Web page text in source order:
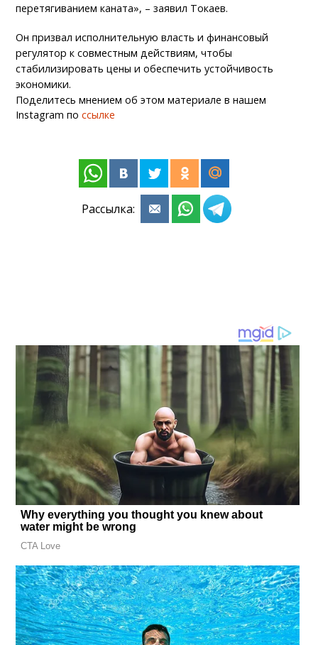
перетягиванием каната», – заявил Токаев.
Он призвал исполнительную власть и финансовый
регулятор к совместным действиям, чтобы
стабилизировать цены и обеспечить устойчивость
экономики.
Поделитесь мнением об этом материале в нашем
Instagram поссылке
Рассылка: